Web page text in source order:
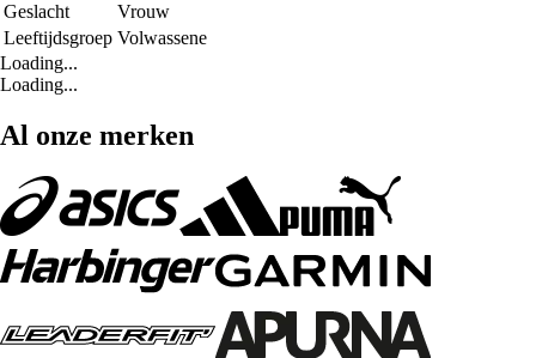
Geslacht
Vrouw
Leeftijdsgroep Volwassene
Loading...
Loading...
Al onze merken